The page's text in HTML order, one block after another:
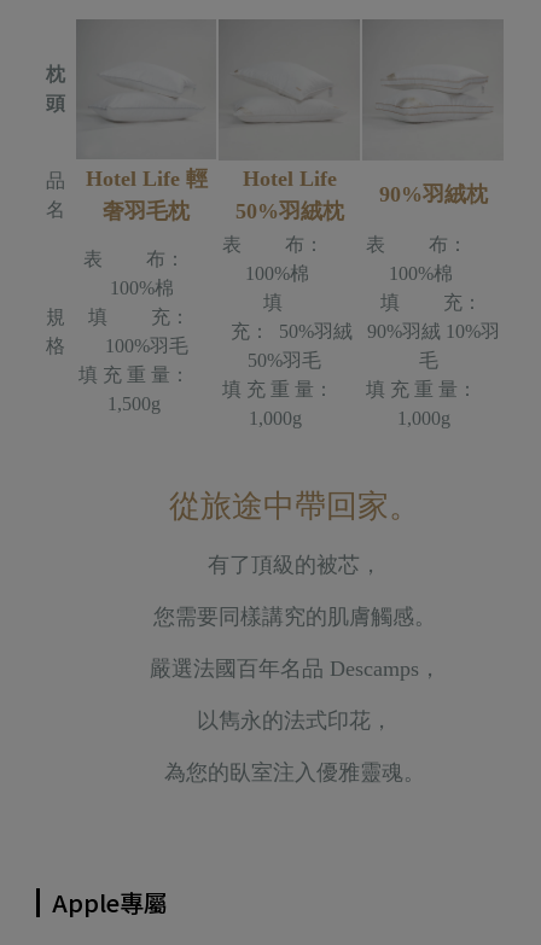
枕
頭
品
名
Hotel Life 輕
奢羽毛枕
Hotel Life
50%羽絨枕
90%羽絨枕
規
格
表 布：
100%棉
填 充：
100%羽毛
填 充 重 量：
1,500g
表 布：
100%棉
填
充： 50%羽絨
50%羽毛
填 充 重 量：
1,000g
表 布：
100%棉
填 充：
90%羽絨 10%羽
毛
填 充 重 量：
1,000g
從旅途中帶回家。
有了頂級的被芯，
您需要同樣講究的肌膚觸感。
嚴選法國百年名品 Descamps，
以雋永的法式印花，
為您的臥室注入優雅靈魂。
Apple專屬